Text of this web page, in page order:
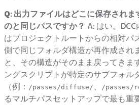
Q: 出力ファイルはどこに保存され
のと同じパスですか？ A: はい。
はプロジェクトルートからの相対パ
側で同じフォルダ構造が再作成され
と、その構造がそのまま戻ってきま
ングスクリプトが特定のサブフォル
（例： /passes/diffuse/ 、 /
るマルチパスセットアップで最も重